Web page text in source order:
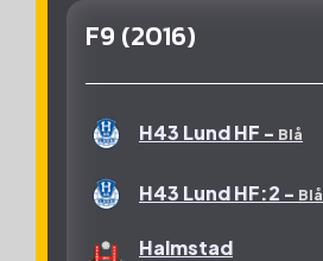
IK Sävehof:V1 -
F9 (2016)
H43 Lund HF - Blå
H43 Lund HF:2 - Blå
Halmstad